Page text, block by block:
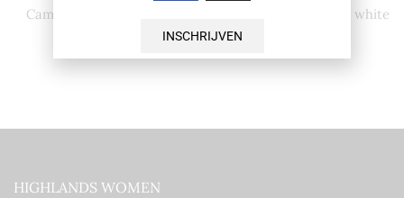
Cambio Tess denim grey No man’s Land t-shirt white
HIGHLANDS WOMEN
INSCHRIJVEN